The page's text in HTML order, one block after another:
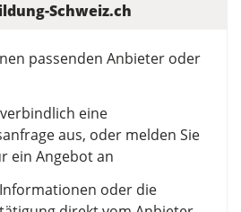
Schweiz.ch
passenden Anbieter oder
eine
aus, oder melden Sie
ein Angebot an
oder die